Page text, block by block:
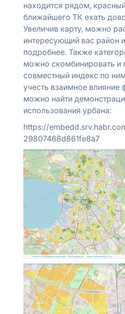
находится рядом,
ближайшего ТК ехать
Увеличив карту, можно
интересующий вас район
подробнее. Также
можно скомбинировать и
совместный индекс по
учесть взаимное влияние
можно найти
использования урбана:
https://
29807468d861fe8a7